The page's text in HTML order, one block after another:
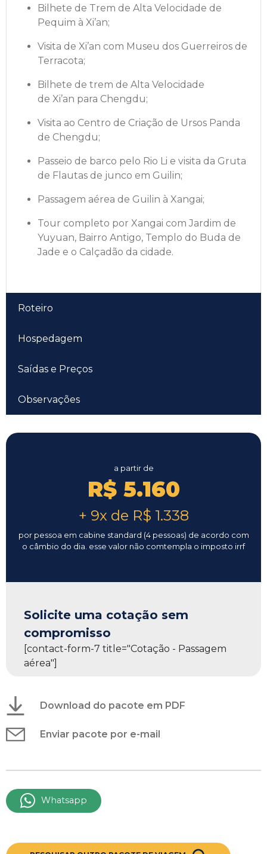
Bilhete de Trem de Alta Velocidade de
Pequim à Xi’an;
Visita de Xi’an com Museu dos Guerreiros de
Terracota;
Bilhete de trem de Alta Velocidade
de Xi’an para Chengdu;
Visita ao Centro de Criação de Ursos Panda
de Chengdu;
Passeio de barco pelo Rio Li e visita da Gruta
de Flautas de junco em Guilin;
Passagem aérea de Guilin à Xangai;
Tour completo por Xangai com Jardim de
Yuyuan, Bairro Antigo, Templo do Buda de
Jade e o Calçadão da cidade.
Roteiro
Hospedagem
Saídas e Preços
Observações
a partir de
R$ 5.160
+ 9x de R$ 1.338
por pessoa em cabine standard (4 pessoas) de acordo com
o câmbio do dia. esse valor não comtempla o imposto irrf
Solicite uma cotação sem
compromisso
[contact-form-7 title="Cotação - Passagem
aérea"]
Download do pacote em PDF
Enviar pacote por e-mail
Whatsapp